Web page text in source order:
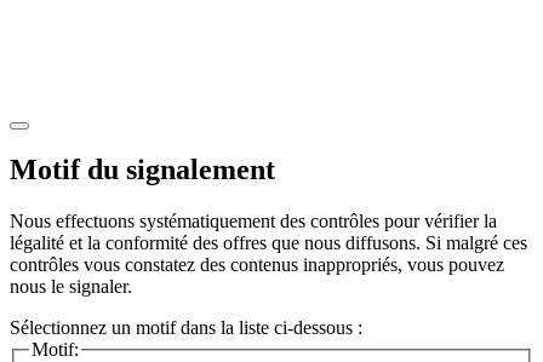
Motif du signalement
Nous effectuons systématiquement des contrôles pour vérifier la
légalité et la conformité des offres que nous diffusons. Si malgré ces
contrôles vous constatez des contenus inappropriés, vous pouvez
nous le signaler.
Sélectionnez un motif dans la liste ci-dessous :
Motif: